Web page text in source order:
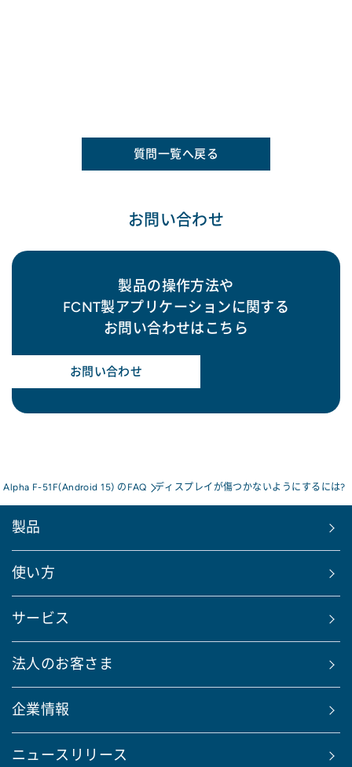
質問一覧へ戻る
お問い合わせ
製品の操作方法や
FCNT製アプリケーションに関する
お問い合わせはこちら
お問い合わせ
Alpha F-51F(Android 15) のFAQ ディスプレイが傷つかないようにするには?
製品
使い方
サービス
法人のお客さま
企業情報
ニュースリリース